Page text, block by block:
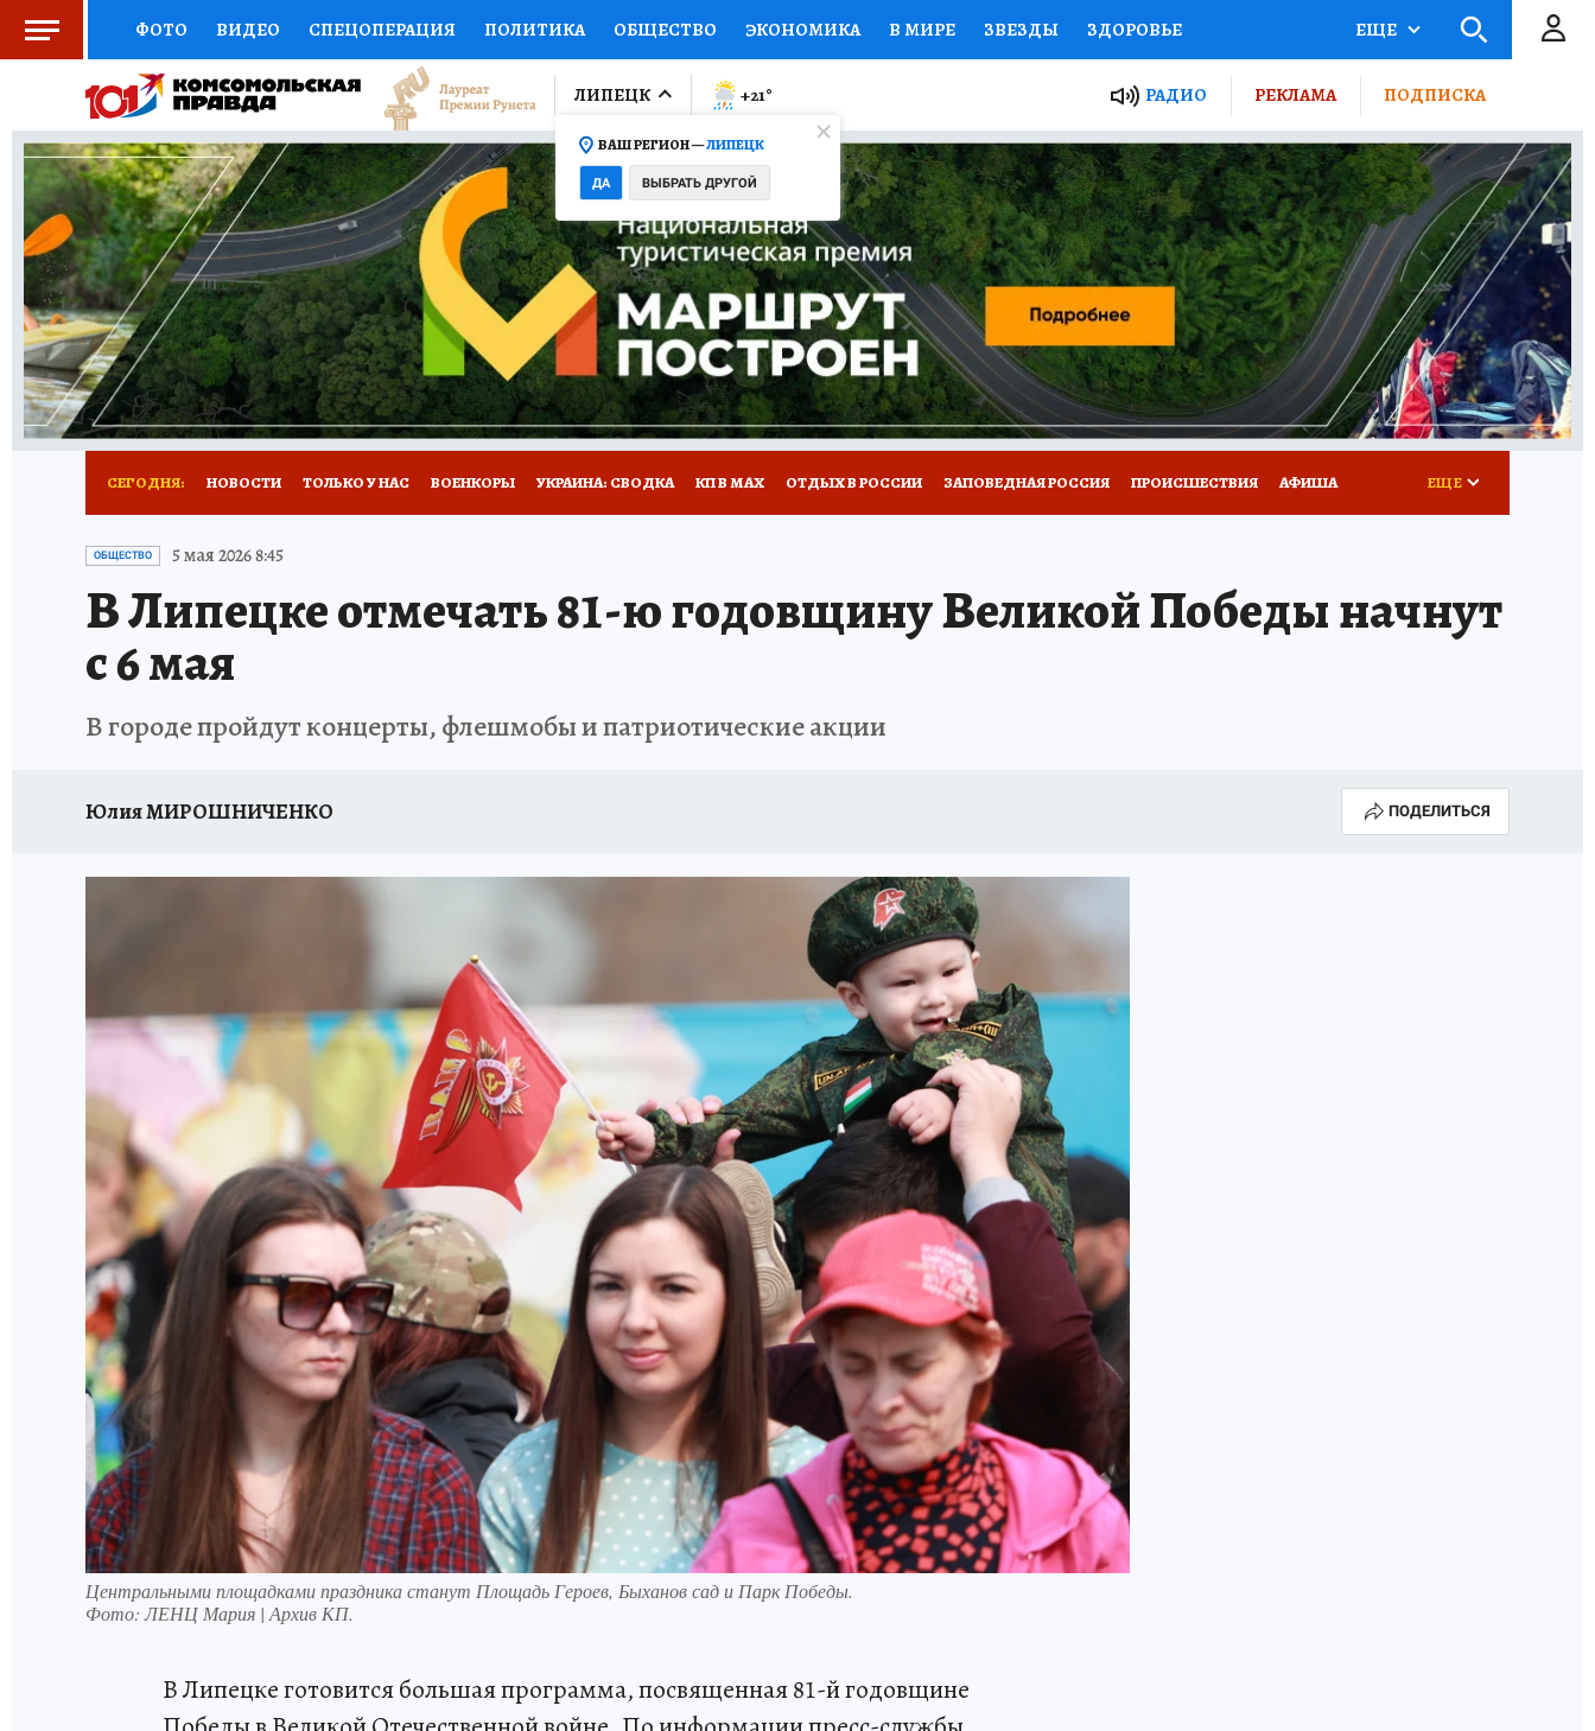
ФОТО ВИДЕО СПЕЦОПЕРАЦИЯ ПОЛИТИКА ОБЩЕСТВО ЭКОНОМИКА В МИРЕ ЗВЕЗДЫ ЗДОРОВЬЕ
СОЦПОДДЕРЖКА НАУКА СПОРТ КОЛУМНИСТЫ ПРОИСШЕСТВИЯ НАЦИОНАЛЬНЫЕ ПРОЕКТЫ РОССИИ
ВЫБОР ЭКСПЕРТОВ ДОКТОР ФИНАНСЫ ОТКРЫВАЕМ МИР Я ЗНАЮ СЕМЬЯ ЖЕНСКИЕ СЕКРЕТЫ ПУТЕВОДИТЕЛЬ
КНИЖНАЯ ПОЛКА ПРОГНОЗЫ НА СПОРТ ПРОМОКОДЫ СЕРИАЛЫ СПЕЦПРОЕКТЫ ДЕФИЦИТ ЖЕЛЕЗА ТУРИЗМ
ПРЕСС-ЦЕНТР НЕДВИЖИМОСТЬ ТЕЛЕВИЗОР КОЛЛЕКЦИИ КОНКУРСЫ РАБОТА У НАС ГИД ПОТРЕБИТЕЛЯ ВСЕ О КП
РАДИО КП ТЕСТЫ НОВОЕ НА САЙТЕ РЕКЛАМА
ЕЩЕ
ЛИПЕЦК
ВАШ РЕГИОН —ЛИПЕЦК
ДА ВЫБРАТЬ ДРУГОЙ
+21° РАДИО РЕКЛАМА ПОДПИСКА
СЕГОДНЯ: НОВОСТИ ТОЛЬКО У НАС ВОЕНКОРЫ УКРАИНА: СВОДКА КП В МАХ ОТДЫХ В РОССИИ ЗАПОВЕДНАЯ РОССИЯ ПРОИСШЕСТВИЯ АФИША
ИСПЫТАНО НА СЕБЕ
ЕЩЕ
ОБЩЕСТВО 5 мая 2026 8:45
В Липецке отмечать 81-ю годовщину Великой Победы начнут
с 6 мая
В городе пройдут концерты, флешмобы и патриотические акции
Юлия МИРОШНИЧЕНКО ПОДЕЛИТЬСЯ
Центральными площадками праздника станут Площадь Героев, Быханов сад и Парк Победы.
Фото:ЛЕНЦ Мария | Архив КП.
В Липецке готовится большая программа, посвященная 81-й годовщине